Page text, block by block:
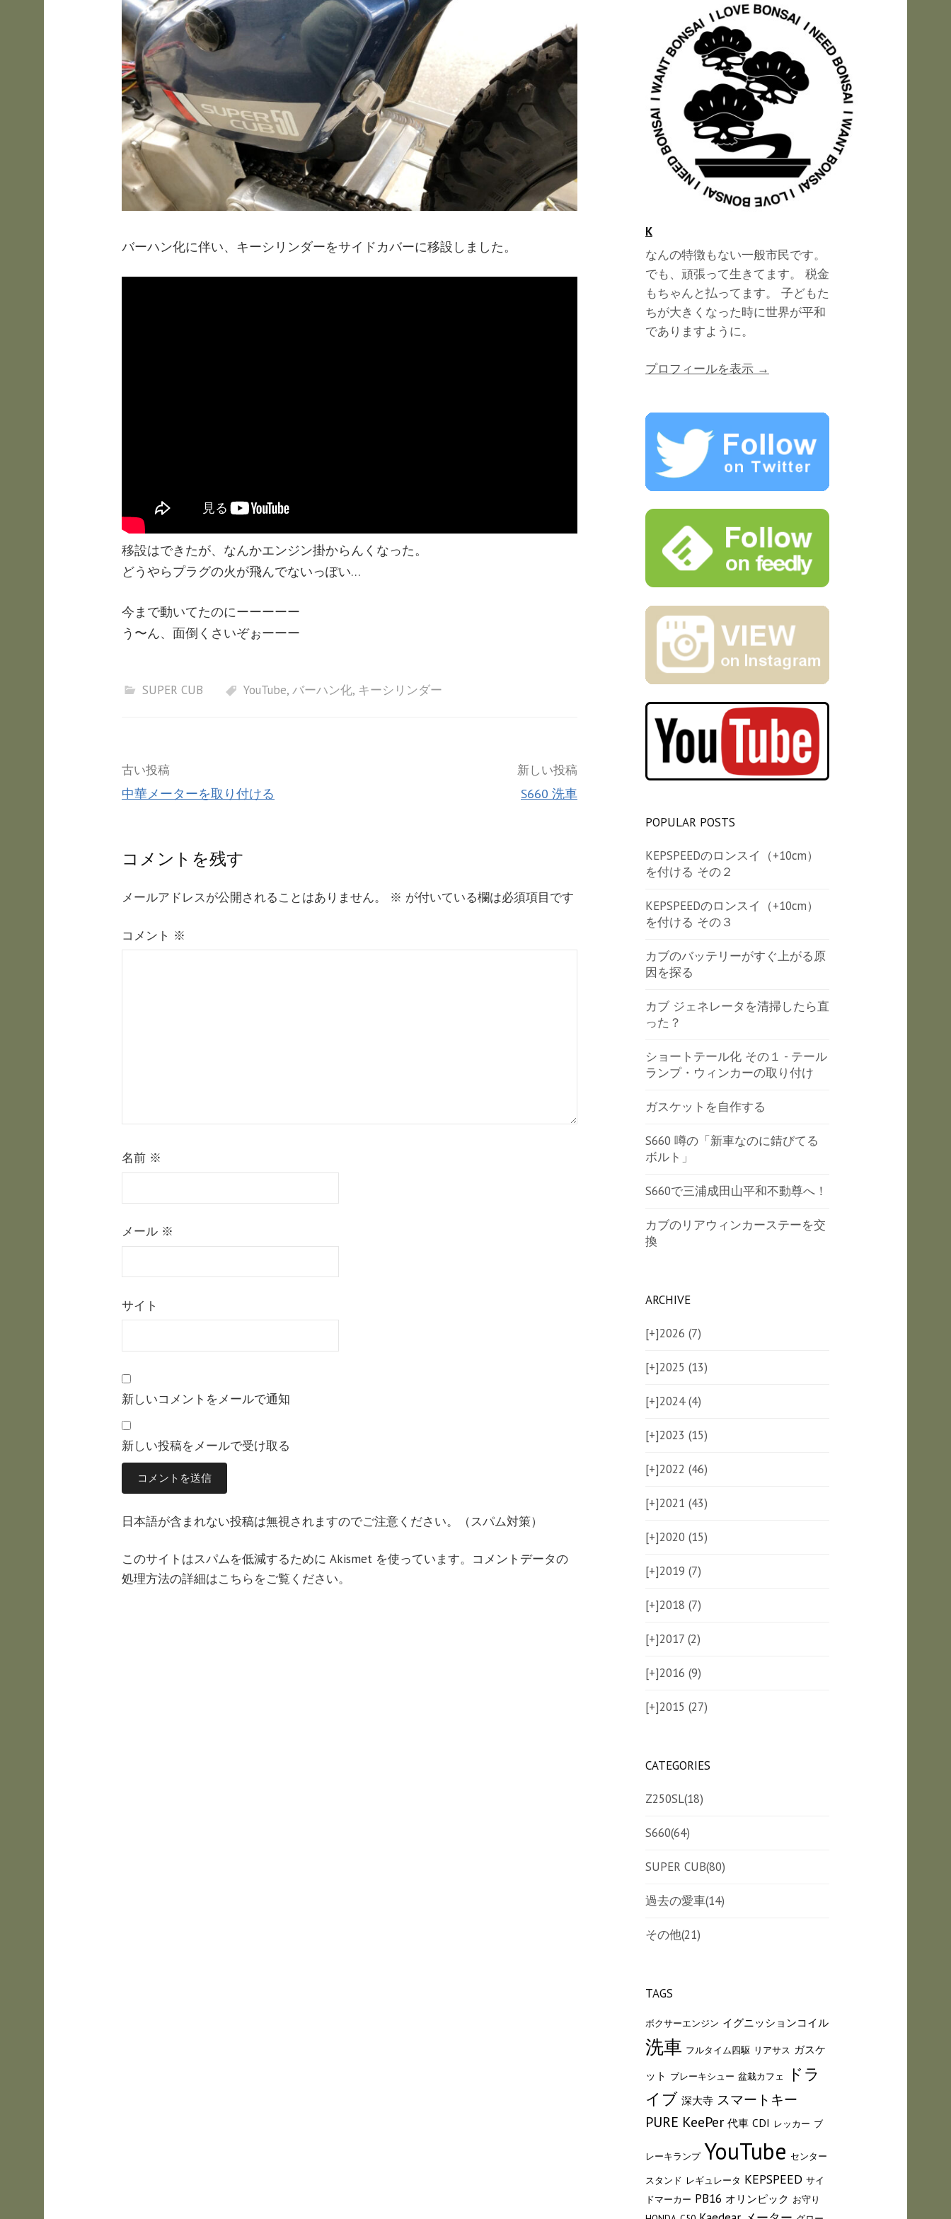
バーハン化に伴い、キーシリンダーをサイドカバーに移設しました。
移設はできたが、なんかエンジン掛からんくなった。
どうやらプラグの火が飛んでないっぽい…
今まで動いてたのにーーーーー
う〜ん、面倒くさいぞぉーーー
SUPER CUB YouTube, バーハン化, キーシリンダー
投
ナ
ー
古い投稿
中華メーターを取り付ける
新しい投稿
S660 洗車
コメントを残す
メールアドレスが公開されることはありません。 ※ が付いている欄は必須項目です
コメント ※
名前 ※
メール ※
サイト
新しいコメントをメールで通知
新しい投稿をメールで受け取る
日本語が含まれない投稿は無視されますのでご注意ください。（スパム対策）
このサイトはスパムを低減するために Akismet を使っています。 コメントデータの
処理方法の詳細はこちらをご覧ください。
K
なんの特徴もない一般市民です。
でも、頑張って生きてます。 税金
もちゃんと払ってます。 子どもた
ちが大きくなった時に世界が平和
でありますように。
プロフィールを表示 →
POPULAR POSTS
KEPSPEEDのロンスイ（+10cm）
を付ける その２
KEPSPEEDのロンスイ（+10cm）
を付ける その３
カブのバッテリーがすぐ上がる原
因を探る
カブ ジェネレータを清掃したら直
った？
ショートテール化 その１ - テール
ランプ・ウィンカーの取り付け
ガスケットを自作する
S660 噂の「新車なのに錆びてる
ボルト」
S660で三浦成田山平和不動尊へ！
カブのリアウィンカーステーを交
換
ARCHIVE
[+]2026 (7)
[+]2025 (13)
[+]2024 (4)
[+]2023 (15)
[+]2022 (46)
[+]2021 (43)
[+]2020 (15)
[+]2019 (7)
[+]2018 (7)
[+]2017 (2)
[+]2016 (9)
[+]2015 (27)
CATEGORIES
Z250SL(18)
S660(64)
SUPER CUB(80)
過去の愛車(14)
その他(21)
TAGS
ボクサーエンジン イグニッションコイル
洗車 フルタイム四駆 リアサス ガスケ
ット ブレーキシュー 盆栽カフェ
ドラ
イブ 深大寺 スマートキー
PURE KeePer 代車 CDI レッカー ブ
レーキランプ YouTube センター
スタンド レギュレータ KEPSPEED サイ
ドマーカー PB16 オリンピック お守り